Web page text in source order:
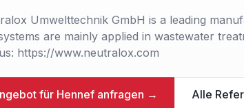
Umwelttechnik GmbH is a leading
are mainly applied in wastewater
https://www.neutralox.com
für Hennef anfragen → Alle